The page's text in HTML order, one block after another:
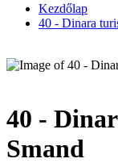
Kezdőlap
40 - Dinara
40 -
Smand